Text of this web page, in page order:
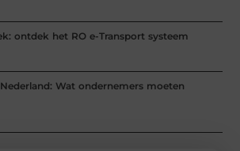
ontdek het RO e-Transport systeem
Wat ondernemers moeten